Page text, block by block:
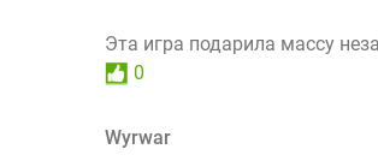
Эта игра подарила массу
0
Wyrwar